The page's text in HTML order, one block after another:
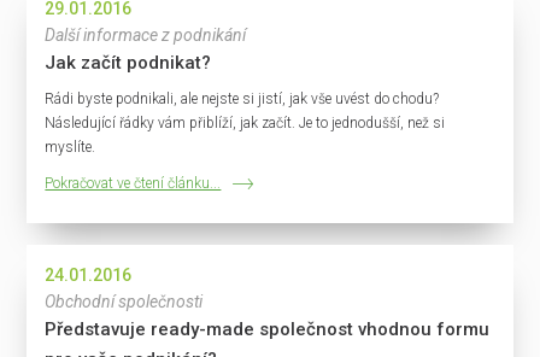
29.01.2016
Další informace z podnikání
Jak začít podnikat?
Rádi byste podnikali, ale nejste si jistí, jak vše uvést do chodu?
Následující řádky vám přiblíží, jak začít. Je to jednodušší, než si
myslíte.
Pokračovat ve čtení článku...
24.01.2016
Obchodní společnosti
Představuje ready-made společnost vhodnou formu